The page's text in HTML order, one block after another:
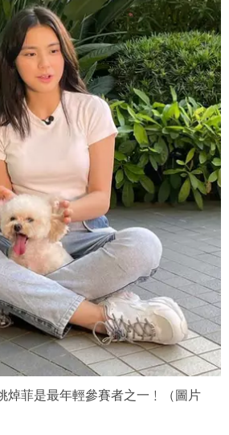
焯菲是最年輕參賽者之一﹗（圖片